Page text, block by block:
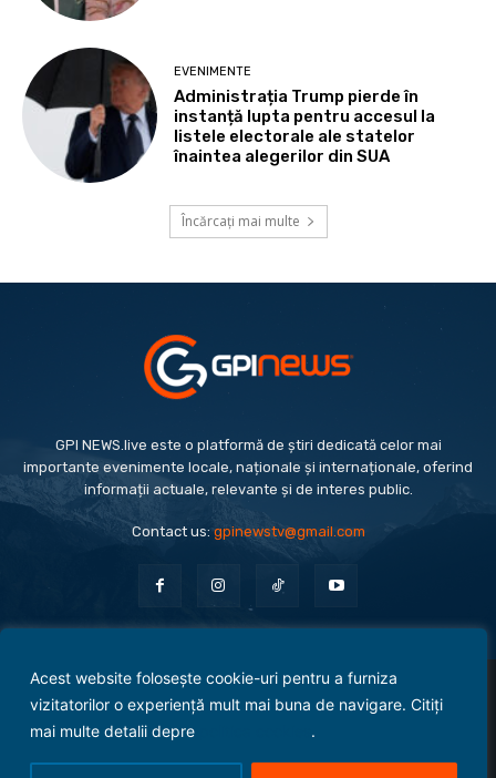
Acest website folosește cookie-uri pentru a furniza
vizitatorilor o experiență mult mai buna de navigare. Citiți
mai multe detalii depre
.
EVENIMENTE
Administrația Trump pierde în
instanță lupta pentru accesul la
listele electorale ale statelor
înaintea alegerilor din SUA
Încărcați mai multe
GPI NEWS.live este o platformă de știri dedicată celor mai
importante evenimente locale, naționale și internaționale, oferind
informații actuale, relevante și de interes public.
Contact us:gpinewstv@gmail.com
Evenimente Politică Economie Social
Sport
Monden
Cultură
Antreprenoriat
Administrație Publică